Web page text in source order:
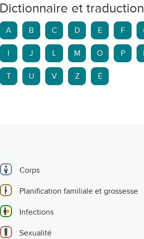
Dictionnaire et
A B C D E F
I J L M O P
T U V Z É
Corps
Planification familiale et grossesse
Infections
Sexualité